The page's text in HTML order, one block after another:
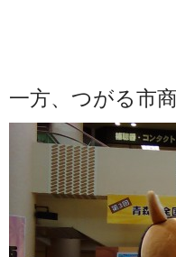
一方、つがる市